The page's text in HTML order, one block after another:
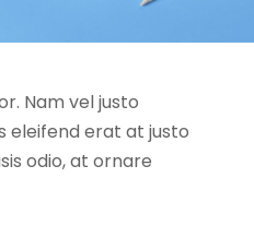
Nam vel justo
eleifend erat at justo
odio, at ornare